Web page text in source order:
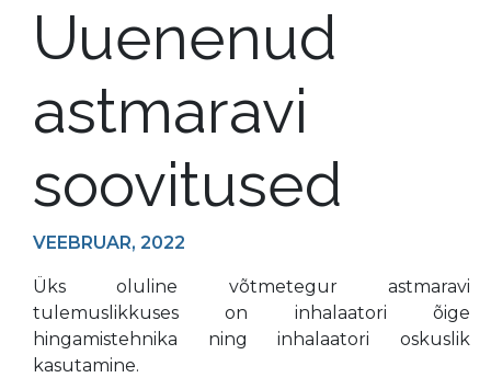
Uuenenud
astmaravi
soovitused
VEEBRUAR, 2022
Üks oluline võtmetegur astmaravi
tulemuslikkuses on inhalaatori õige
hingamistehnika ning inhalaatori oskuslik
kasutamine.